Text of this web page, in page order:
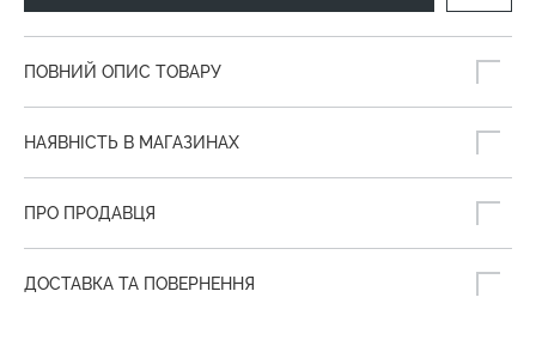
ПОВНИЙ ОПИС ТОВАРУ
НАЯВНІСТЬ В МАГАЗИНАХ
ПРО ПРОДАВЦЯ
ДОСТАВКА ТА ПОВЕРНЕННЯ